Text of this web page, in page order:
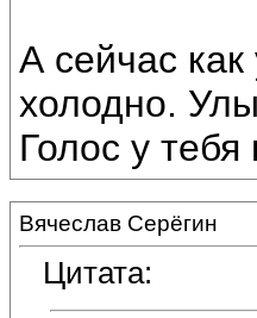
А сейчас
холодно.
Голос у
Вячеслав Серёгин
Цитата: